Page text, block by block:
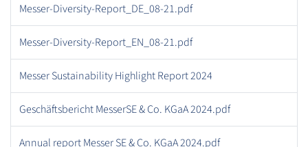
Messer-Diversity-Report_DE_08-21.pdf
Messer-Diversity-Report_EN_08-21.pdf
Messer Sustainability Highlight Report 2024
Geschäftsbericht MesserSE & Co. KGaA 2024.pdf
Annual report Messer SE & Co. KGaA 2024.pdf